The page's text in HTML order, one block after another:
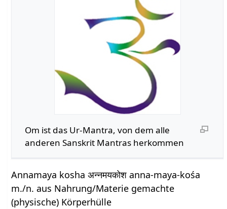
Om ist das Ur-Mantra, von dem alle
anderen Sanskrit Mantras herkommen
Annamaya kosha अन्नमयकोश anna-maya-kośa
m./n. aus Nahrung/Materie gemachte
(physische) Körper­hülle